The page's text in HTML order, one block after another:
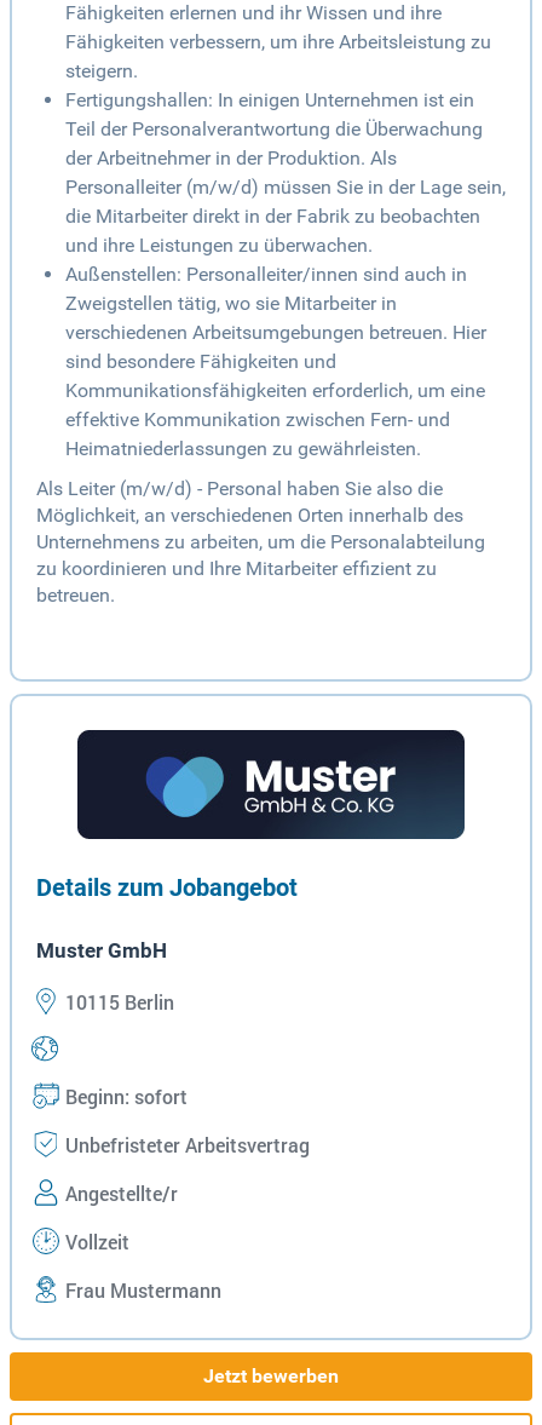
Fähigkeiten erlernen und ihr Wissen und ihre
Fähigkeiten verbessern, um ihre Arbeitsleistung zu
steigern.
Fertigungshallen: In einigen Unternehmen ist ein
Teil der Personalverantwortung die Überwachung
der Arbeitnehmer in der Produktion. Als
Personalleiter (m/w/d) müssen Sie in der Lage sein,
die Mitarbeiter direkt in der Fabrik zu beobachten
und ihre Leistungen zu überwachen.
Außenstellen: Personalleiter/innen sind auch in
Zweigstellen tätig, wo sie Mitarbeiter in
verschiedenen Arbeitsumgebungen betreuen. Hier
sind besondere Fähigkeiten und
Kommunikationsfähigkeiten erforderlich, um eine
effektive Kommunikation zwischen Fern- und
Heimatniederlassungen zu gewährleisten.
Als Leiter (m/w/d) - Personal haben Sie also die
Möglichkeit, an verschiedenen Orten innerhalb des
Unternehmens zu arbeiten, um die Personalabteilung
zu koordinieren und Ihre Mitarbeiter effizient zu
betreuen.
Details zum Jobangebot
Muster GmbH
10115 Berlin
Beginn: sofort
Unbefristeter Arbeitsvertrag
Angestellte/r
Vollzeit
Frau Mustermann
Jetzt bewerben